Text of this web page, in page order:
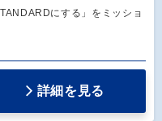
にする」をミッショ
詳細を見る